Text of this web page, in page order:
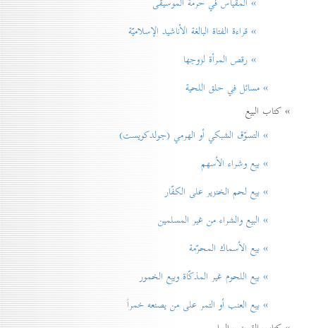
» قراءة الفتاة البالغة الأناشيد الإسلاميّة
» رقص المرأة لزوجها
» مسائل في حلق اللحية
» كتاب البيع
» التسوّق الشبكي أو الهرمي (جولدكويست)
» بيع وشراء الأسهم
» بيع لحم الخنزير علی الكفّار
» البيع والشراء من غير المسلمين
» بيع الأسماك المحرّمة
» بيع اللحوم غير المذكّاة وبيع الخمور
» بيع العنب أو التمر على من يصنعه خمراً